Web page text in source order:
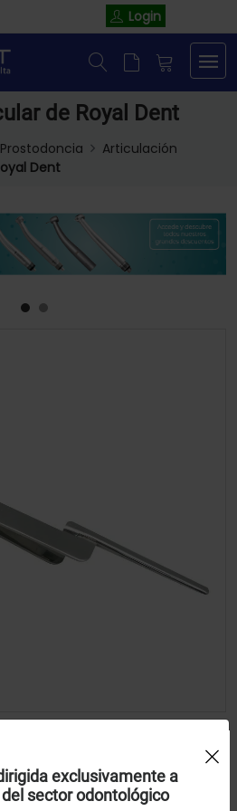
Login
de Royal Dent
Prostodoncia
Articulación
Dent
y de terceros para analizar el
exclusivamente a
sector odontológico